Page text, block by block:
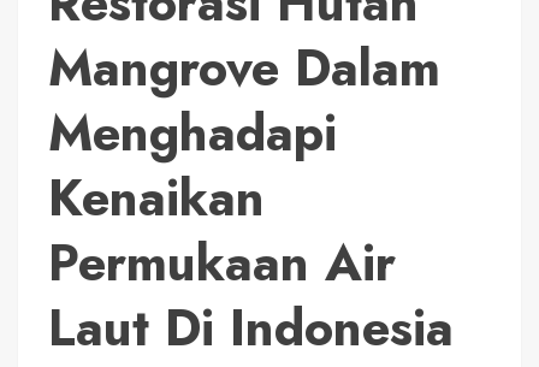
Mangrove Dalam
Menghadapi
Kenaikan
Permukaan Air
Laut Di Indonesia